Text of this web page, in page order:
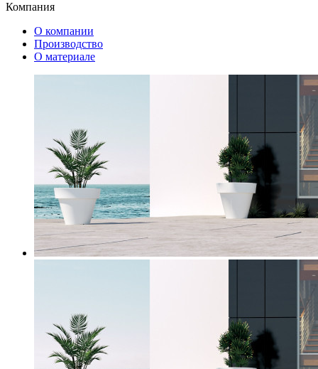
Компания
О компании
Производство
О материале